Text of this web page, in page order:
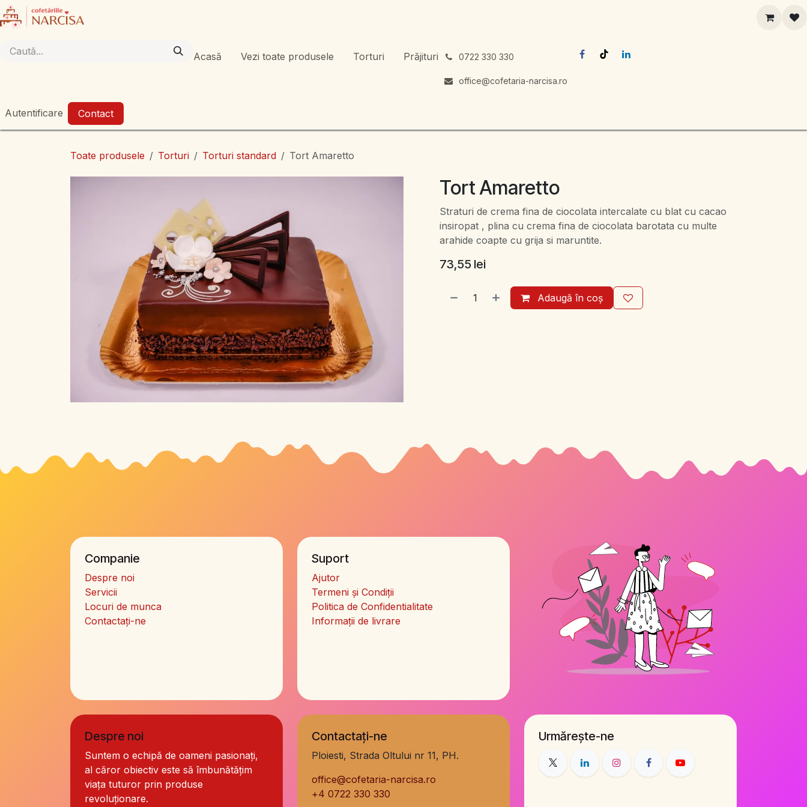
Sari la conținut
Acasă Vezi toate produsele Torturi Prăjituri 0722 330 330
office@cofetaria-narcisa.ro
Autentificare Contact
Toate produsele Torturi Torturi standard Tort Amaretto
Tort Amaretto
Straturi de crema fina de ciocolata intercalate cu blat cu cacao
insiropat , plina cu crema fina de ciocolata barotata cu multe
arahide coapte cu grija si maruntite.
73,55 lei
Adaugă în coș
Companie
Despre noi
Servicii
Locuri de munca
Contactați-ne
Suport
Ajutor
Termeni și Condiții
Politica de Confidentialitate
Informații de livrare
Despre noi
Suntem o echipă de oameni pasionați,
al căror obiectiv este să îmbunătățim
viața tuturor prin produse
revoluționare.
Contactați-ne
Ploiesti, Strada Oltului nr 11, PH.
office@cofetaria-narcisa.ro
+4 0722 330 330
Urmărește-ne